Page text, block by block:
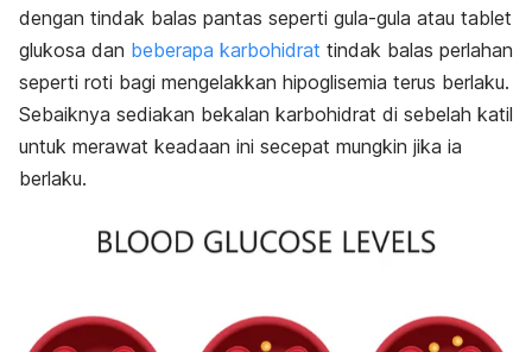
dengan tindak balas pantas seperti gula-gula atau tablet
glukosa dan beberapa karbohidrat tindak balas perlahan
seperti roti bagi mengelakkan hipoglisemia terus berlaku.
Sebaiknya sediakan bekalan karbohidrat di sebelah katil
untuk merawat keadaan ini secepat mungkin jika ia
berlaku.